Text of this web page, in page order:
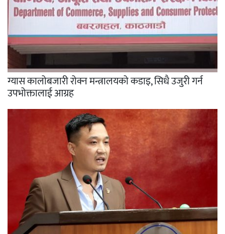
ग्यास कालोबजारी रोक्न मन्त्रालयको कडाइ, सिधै उजुरी गर्न
उपभोक्तालाई आग्रह